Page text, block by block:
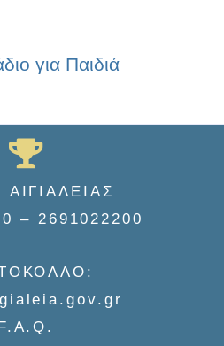
για Παιδιά
– 2691022200
F.A.Q.